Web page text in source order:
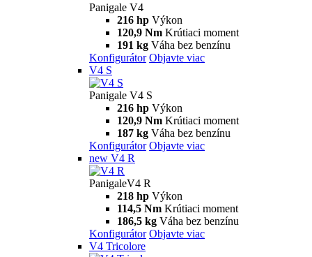
Panigale V4
216 hp Výkon
120,9 Nm Krútiaci moment
191 kg Váha bez benzínu
Konfigurátor Objavte viac
V4 S
Panigale V4 S
216 hp Výkon
120,9 Nm Krútiaci moment
187 kg Váha bez benzínu
Konfigurátor Objavte viac
new V4 R
PanigaleV4 R
218 hp Výkon
114,5 Nm Krútiaci moment
186,5 kg Váha bez benzínu
Konfigurátor Objavte viac
V4 Tricolore